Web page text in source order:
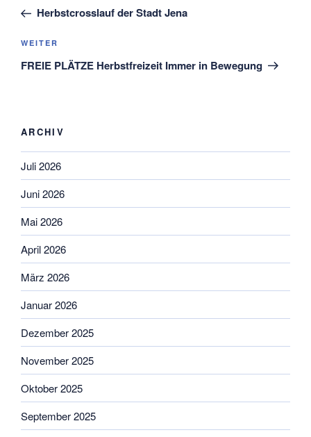
BeitragHerbstcrosslauf der Stadt Jena
Nächster
Beitrag
WEITER
FREIE PLÄTZE Herbstfreizeit Immer in Bewegung
ARCHIV
Juli 2026
Juni 2026
Mai 2026
April 2026
März 2026
Januar 2026
Dezember 2025
November 2025
Oktober 2025
September 2025